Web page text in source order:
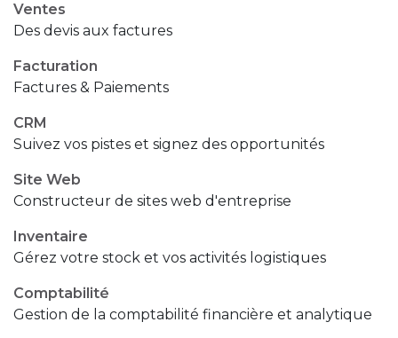
Ventes
Des devis aux factures
Facturation
Factures & Paiements
CRM
Suivez vos pistes et signez des opportunités
Site Web
Constructeur de sites web d'entreprise
Inventaire
Gérez votre stock et vos activités logistiques
Comptabilité
Gestion de la comptabilité financière et analytique